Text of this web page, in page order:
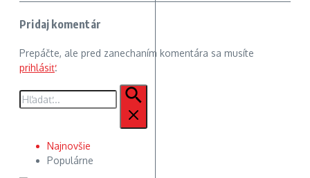
Pridaj komentár
Prepáčte, ale pred zanechaním komentára sa musíte
prihlásiť.
Hľadať:
Najnovšie
Populárne